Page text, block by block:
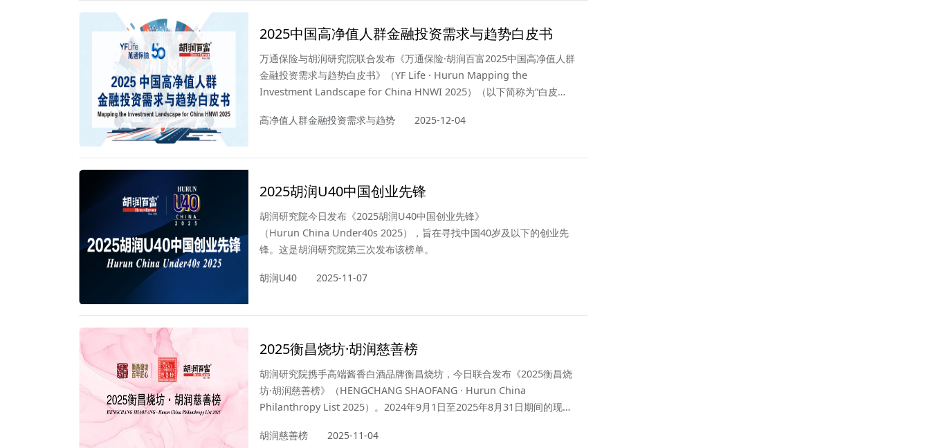
2025中国高净值人群金融投资需求与趋势白皮书
万通保险与胡润研究院联合发布《万通保险·胡润百富2025中国高净值人群
金融投资需求与趋势白皮书》（YF Life · Hurun Mapping the
Investment Landscape for China HNWI 2025）（以下简称为“白皮
建、金融机构选择以及保险配置需求等方面的最新动向与长期趋势。
高净值人群金融投资需求与趋势 2025-12-04
2025胡润U40中国创业先锋
胡润研究院今日发布《2025胡润U40中国创业先锋》
（Hurun China Under40s 2025），旨在寻找中国40岁及以下的创业先
锋。这是胡润研究院第三次发布该榜单。
胡润U40 2025-11-07
2025衡昌烧坊·胡润慈善榜
胡润研究院携手高端酱香白酒品牌衡昌烧坊，今日联合发布《2025衡昌烧
坊·胡润慈善榜》（HENGCHANG SHAOFANG · Hurun China
Philanthropy List 2025）。2024年9月1日至2025年8月31日期间的现金
榜单发布日期间的1亿元以上大额捐赠，也计入本次统计。今年是胡润研究
胡润慈善榜 2025-11-04